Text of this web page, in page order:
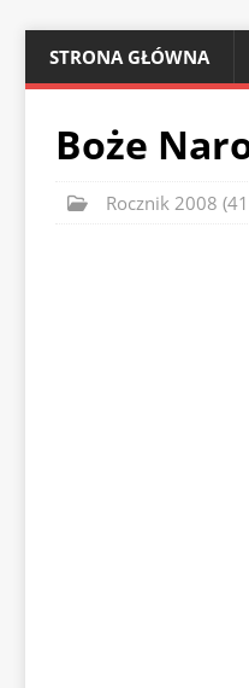
STRONA GŁÓWNA
Boże
Rocznik 2008